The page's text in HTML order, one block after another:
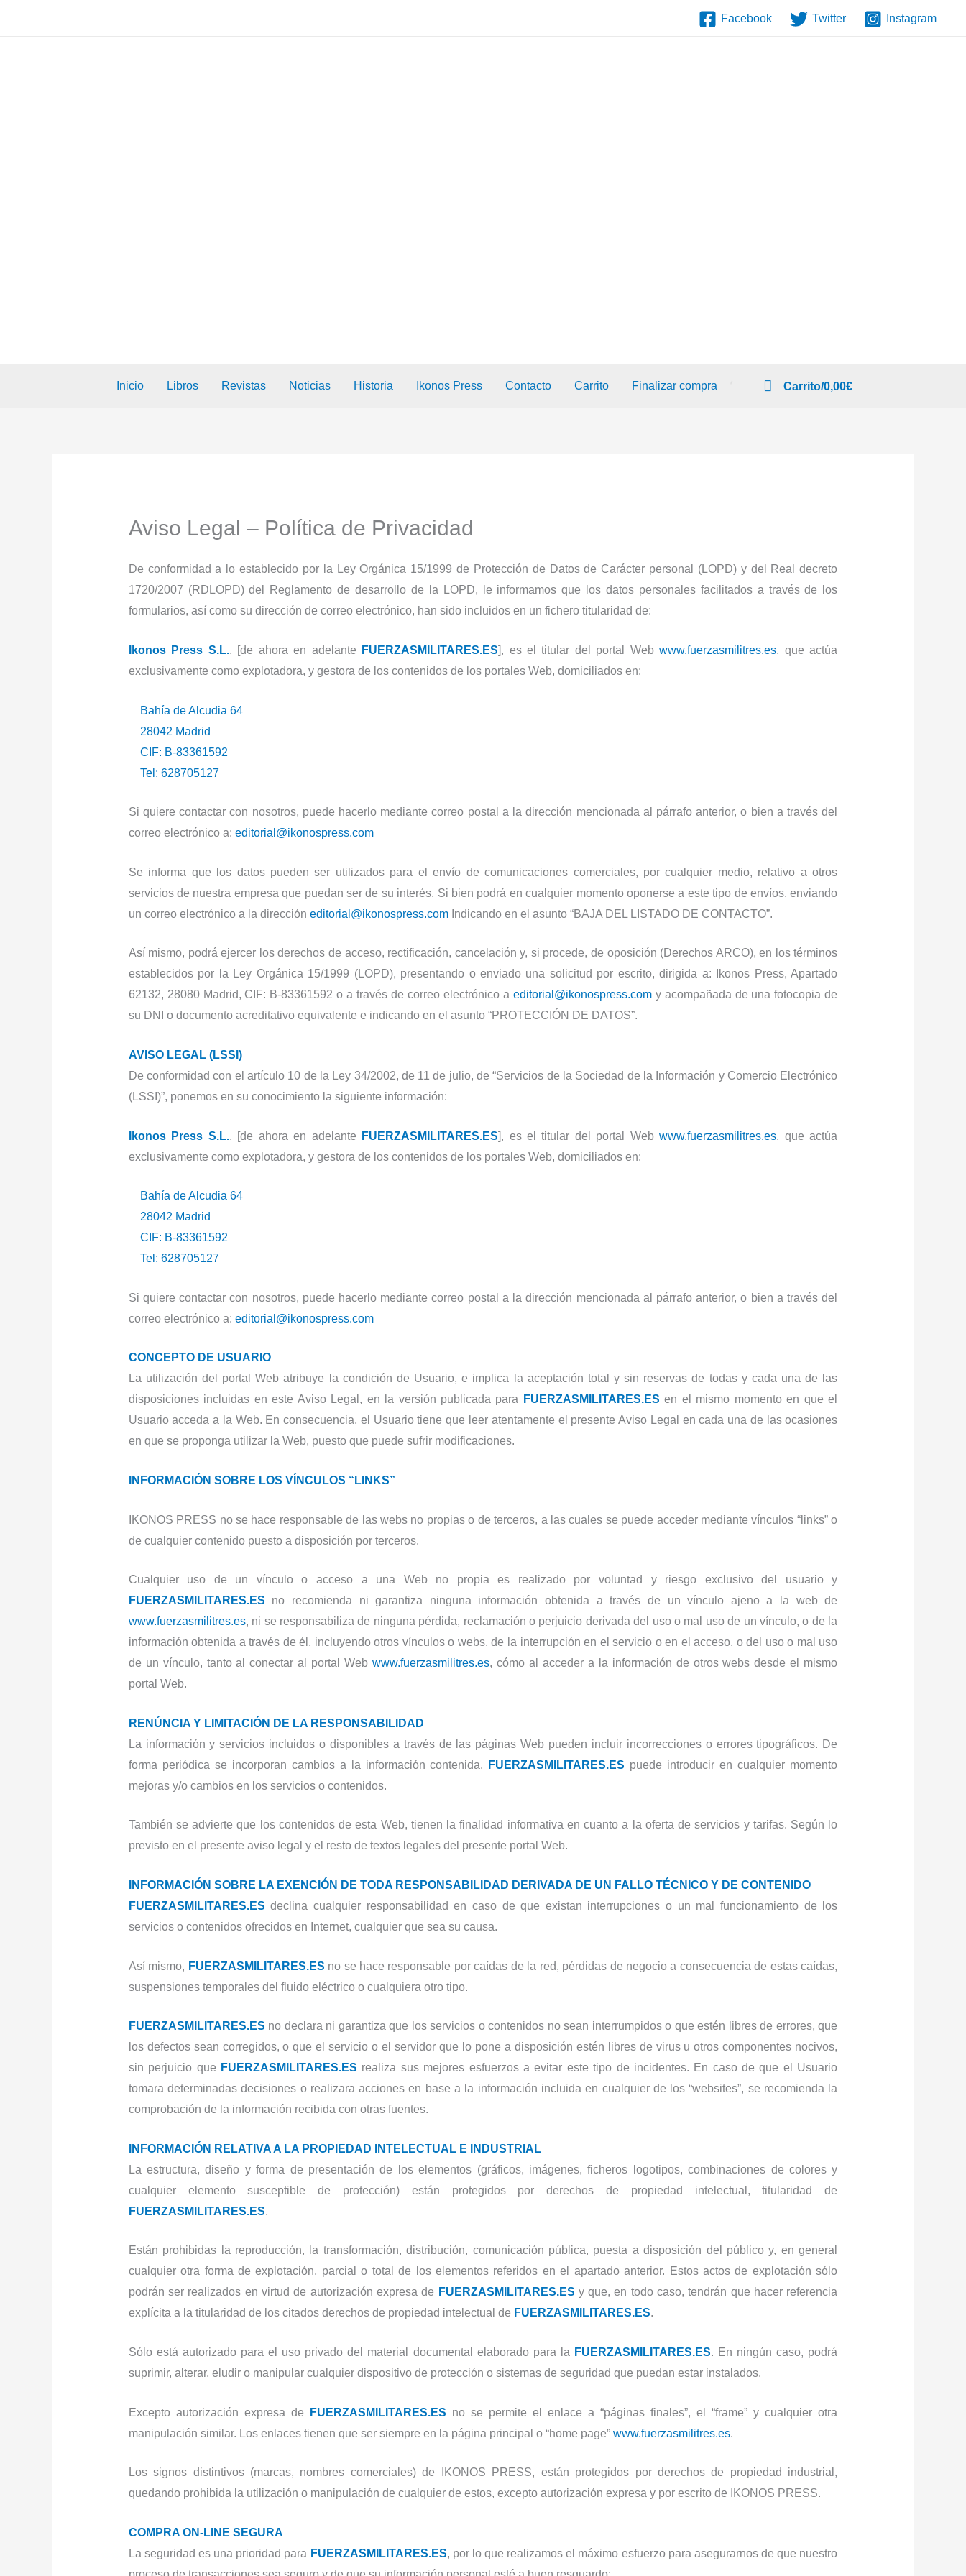
Facebook Twitter Instagram
Inicio Libros Revistas Noticias Historia Ikonos Press Contacto Carrito Finalizar compra Carrito/0,00€
Aviso Legal – Política de Privacidad
De conformidad a lo establecido por la Ley Orgánica 15/1999 de Protección de Datos de Carácter personal (LOPD) y del Real decreto
1720/2007 (RDLOPD) del Reglamento de desarrollo de la LOPD, le informamos que los datos personales facilitados a través de los
formularios, así como su dirección de correo electrónico, han sido incluidos en un fichero titularidad de:
Ikonos Press S.L., [de ahora en adelante FUERZASMILITARES.ES], es el titular del portal Webwww.fuerzasmilitres.es, que actúa
exclusivamente como explotadora, y gestora de los contenidos de los portales Web, domiciliados en:
Bahía de Alcudia 64
28042 Madrid
CIF: B-83361592
Tel: 628705127
Si quiere contactar con nosotros, puede hacerlo mediante correo postal a la dirección mencionada al párrafo anterior, o bien a través del
correo electrónico a: editorial@ikonospress.com
Se informa que los datos pueden ser utilizados para el envío de comunicaciones comerciales, por cualquier medio, relativo a otros
servicios de nuestra empresa que puedan ser de su interés. Si bien podrá en cualquier momento oponerse a este tipo de envíos, enviando
un correo electrónico a la dirección editorial@ikonospress.comIndicando en el asunto “BAJA DEL LISTADO DE CONTACTO”.
Así mismo, podrá ejercer los derechos de acceso, rectificación, cancelación y, si procede, de oposición (Derechos ARCO), en los términos
establecidos por la Ley Orgánica 15/1999 (LOPD), presentando o enviado una solicitud por escrito, dirigida a: Ikonos Press, Apartado
62132, 28080 Madrid, CIF: B-83361592 o a través de correo electrónico a editorial@ikonospress.comy acompañada de una fotocopia de
su DNI o documento acreditativo equivalente e indicando en el asunto “PROTECCIÓN DE DATOS”.
AVISO LEGAL (LSSI)
De conformidad con el artículo 10 de la Ley 34/2002, de 11 de julio, de “Servicios de la Sociedad de la Información y Comercio Electrónico
(LSSI)”, ponemos en su conocimiento la siguiente información:
Ikonos Press S.L., [de ahora en adelante FUERZASMILITARES.ES], es el titular del portal Webwww.fuerzasmilitres.es, que actúa
exclusivamente como explotadora, y gestora de los contenidos de los portales Web, domiciliados en:
Bahía de Alcudia 64
28042 Madrid
CIF: B-83361592
Tel: 628705127
Si quiere contactar con nosotros, puede hacerlo mediante correo postal a la dirección mencionada al párrafo anterior, o bien a través del
correo electrónico a: editorial@ikonospress.com
CONCEPTO DE USUARIO
La utilización del portal Web atribuye la condición de Usuario, e implica la aceptación total y sin reservas de todas y cada una de las
disposiciones incluidas en este Aviso Legal, en la versión publicada para
FUERZASMILITARES.ES en el mismo momento en que el
Usuario acceda a la Web. En consecuencia, el Usuario tiene que leer atentamente el presente Aviso Legal en cada una de las ocasiones
en que se proponga utilizar la Web, puesto que puede sufrir modificaciones.
INFORMACIÓN SOBRE LOS VÍNCULOS “LINKS”
IKONOS PRESS no se hace responsable de las webs no propias o de terceros, a las cuales se puede acceder mediante vínculos “links” o
de cualquier contenido puesto a disposición por terceros.
Cualquier uso de un vínculo o acceso a una Web no propia es realizado por voluntad y riesgo exclusivo del usuario y
FUERZASMILITARES.ES no recomienda ni garantiza ninguna información obtenida a través de un vínculo ajeno a la web de
www.fuerzasmilitres.es, ni se responsabiliza de ninguna pérdida, reclamación o perjuicio derivada del uso o mal uso de un vínculo, o de la
información obtenida a través de él, incluyendo otros vínculos o webs, de la interrupción en el servicio o en el acceso, o del uso o mal uso
de un vínculo, tanto al conectar al portal Webwww.fuerzasmilitres.es, cómo al acceder a la información de otros webs desde el mismo
portal Web.
RENÚNCIA Y LIMITACIÓN DE LA RESPONSABILIDAD
La información y servicios incluidos o disponibles a través de las páginas Web pueden incluir incorrecciones o errores tipográficos. De
forma periódica se incorporan cambios a la información contenida.
FUERZASMILITARES.ES puede introducir en cualquier momento
mejoras y/o cambios en los servicios o contenidos.
También se advierte que los contenidos de esta Web, tienen la finalidad informativa en cuanto a la oferta de servicios y tarifas. Según lo
previsto en el presente aviso legal y el resto de textos legales del presente portal Web.
INFORMACIÓN SOBRE LA EXENCIÓN DE TODA RESPONSABILIDAD DERIVADA DE UN FALLO TÉCNICO Y DE CONTENIDO
FUERZASMILITARES.ES declina cualquier responsabilidad en caso de que existan interrupciones o un mal funcionamiento de los
servicios o contenidos ofrecidos en Internet, cualquier que sea su causa.
Así mismo, FUERZASMILITARES.ES no se hace responsable por caídas de la red, pérdidas de negocio a consecuencia de estas caídas,
suspensiones temporales del fluido eléctrico o cualquiera otro tipo.
FUERZASMILITARES.ES no declara ni garantiza que los servicios o contenidos no sean interrumpidos o que estén libres de errores, que
los defectos sean corregidos, o que el servicio o el servidor que lo pone a disposición estén libres de virus u otros componentes nocivos,
sin perjuicio que FUERZASMILITARES.ES realiza sus mejores esfuerzos a evitar este tipo de incidentes. En caso de que el Usuario
tomara determinadas decisiones o realizara acciones en base a la información incluida en cualquier de los “websites”, se recomienda la
comprobación de la información recibida con otras fuentes.
INFORMACIÓN RELATIVA A LA PROPIEDAD INTELECTUAL E INDUSTRIAL
La estructura, diseño y forma de presentación de los elementos (gráficos, imágenes, ficheros logotipos, combinaciones de colores y
cualquier elemento susceptible de protección) están protegidos por derechos de propiedad intelectual, titularidad de
FUERZASMILITARES.ES.
Están prohibidas la reproducción, la transformación, distribución, comunicación pública, puesta a disposición del público y, en general
cualquier otra forma de explotación, parcial o total de los elementos referidos en el apartado anterior. Estos actos de explotación sólo
podrán ser realizados en virtud de autorización expresa de FUERZASMILITARES.ES y que, en todo caso, tendrán que hacer referencia
explícita a la titularidad de los citados derechos de propiedad intelectual de FUERZASMILITARES.ES.
Sólo está autorizado para el uso privado del material documental elaborado para la FUERZASMILITARES.ES. En ningún caso, podrá
suprimir, alterar, eludir o manipular cualquier dispositivo de protección o sistemas de seguridad que puedan estar instalados.
Excepto autorización expresa de FUERZASMILITARES.ES no se permite el enlace a “páginas finales”, el “frame” y cualquier otra
manipulación similar. Los enlaces tienen que ser siempre en la página principal o “home page” www.fuerzasmilitres.es.
Los signos distintivos (marcas, nombres comerciales) de IKONOS PRESS, están protegidos por derechos de propiedad industrial,
quedando prohibida la utilización o manipulación de cualquier de estos, excepto autorización expresa y por escrito de IKONOS PRESS.
COMPRA ON-LINE SEGURA
La seguridad es una prioridad para FUERZASMILITARES.ES, por lo que realizamos el máximo esfuerzo para asegurarnos de que nuestro